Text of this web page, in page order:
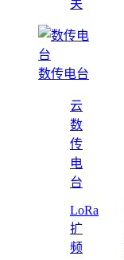
关
数传电台
云
数
传
电
台
LoRa
扩
频